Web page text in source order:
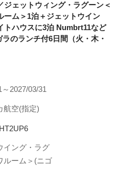
ジェットウィング・ラグーン＜
ーム＞1泊＋ジェットウイン
トハウスに3泊 Numbrt11など
のランチ付6日間（火・木・
2027/03/31
航空(指定)
イング・ラグ
ルーム＞(ニゴ